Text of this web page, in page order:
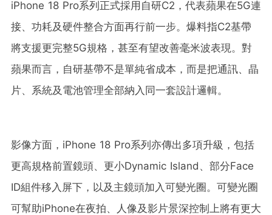
iPhone 18 Pro系列正式採用自研C2，代表蘋果在5G連
接、功耗及硬件整合方面再行前一步。爆料指C2基帶
將支援更完整5G規格，甚至有望改善毫米波表現。對
蘋果而言，自研基帶不是單純省成本，而是把通訊、晶
片、系統及電池管理全部納入同一套設計邏輯。
影像方面，iPhone 18 Pro系列亦傳出多項升級，包括
更高規格前置鏡頭、更小Dynamic Island、部分Face
ID組件移入屏下，以及主鏡頭加入可變光圈。可變光圈
可幫助iPhone在夜拍、人像及影片景深控制上將有更大